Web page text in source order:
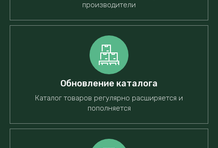
производители
Обновление каталога
Каталог товаров регулярно расширяется и
пополняется